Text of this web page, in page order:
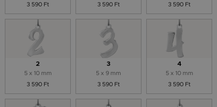
3 590 Ft
3 590 Ft
3 590 Ft
2
5 x 10 mm
3 590 Ft
3
5 x 9 mm
3 590 Ft
4
5 x 10 mm
3 590 Ft